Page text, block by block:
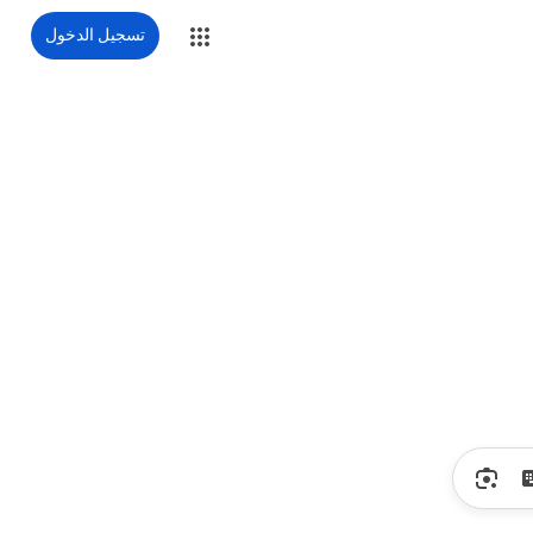
تسجيل الدخول